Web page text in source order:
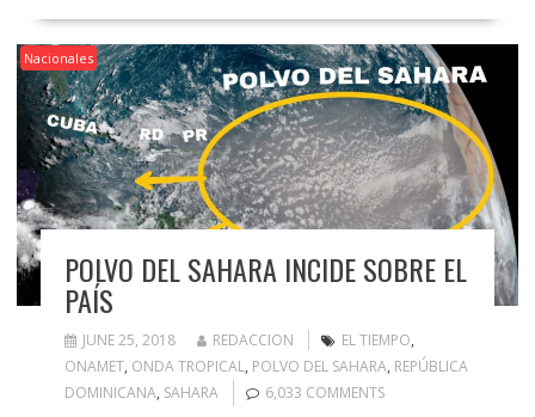
Nacionales
POLVO DEL SAHARA INCIDE SOBRE EL
PAÍS
JUNE 25, 2018 REDACCION EL TIEMPO,
ONAMET, ONDA TROPICAL, POLVO DEL SAHARA, REPÚBLICA
DOMINICANA, SAHARA 6,033 COMMENTS